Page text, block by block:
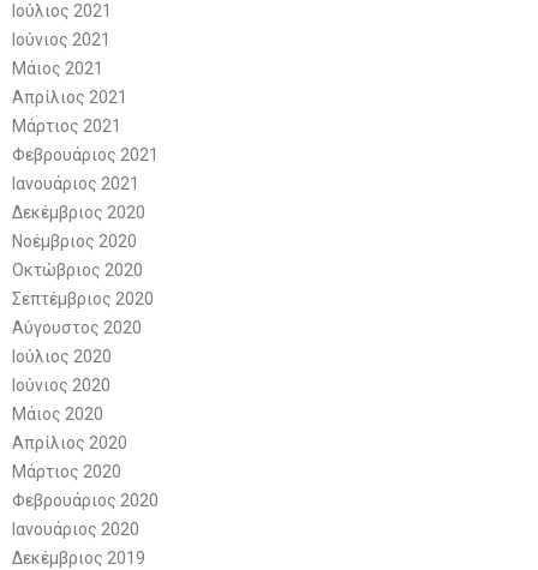
Ιούλιος 2021
Ιούνιος 2021
Μάιος 2021
Απρίλιος 2021
Μάρτιος 2021
Φεβρουάριος 2021
Ιανουάριος 2021
Δεκέμβριος 2020
Νοέμβριος 2020
Οκτώβριος 2020
Σεπτέμβριος 2020
Αύγουστος 2020
Ιούλιος 2020
Ιούνιος 2020
Μάιος 2020
Απρίλιος 2020
Μάρτιος 2020
Φεβρουάριος 2020
Ιανουάριος 2020
Δεκέμβριος 2019